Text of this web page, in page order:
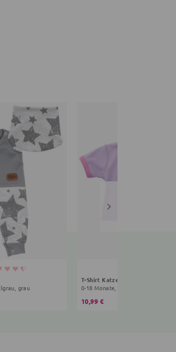
grau
T-Shirt Katze Sweet Kitty
0-18 Monate, lila, rosa
10,99 €